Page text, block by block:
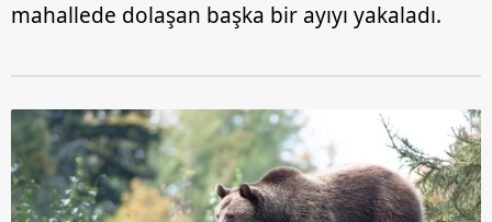
mahallede dolaşan başka bir ayıyı yakaladı.